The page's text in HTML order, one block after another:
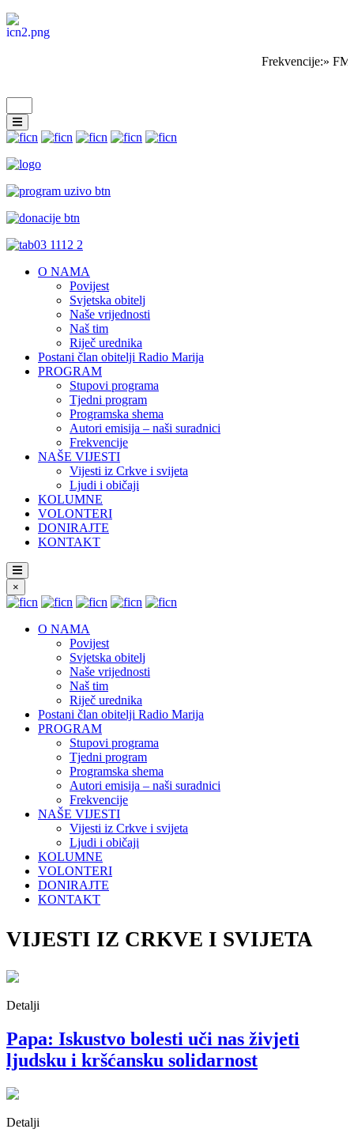
Frekvencije:»
O NAMA
Povijest
Svjetska obitelj
Naše vrijednosti
Naš tim
Riječ urednika
Postani član obitelji Radio Marija
PROGRAM
Stupovi programa
Tjedni program
Programska shema
Autori emisija – naši suradnici
Frekvencije
NAŠE VIJESTI
Vijesti iz Crkve i svijeta
Ljudi i običaji
KOLUMNE
VOLONTERI
DONIRAJTE
KONTAKT
×
O NAMA
Povijest
Svjetska obitelj
Naše vrijednosti
Naš tim
Riječ urednika
Postani član obitelji Radio Marija
PROGRAM
Stupovi programa
Tjedni program
Programska shema
Autori emisija – naši suradnici
Frekvencije
NAŠE VIJESTI
Vijesti iz Crkve i svijeta
Ljudi i običaji
KOLUMNE
VOLONTERI
DONIRAJTE
KONTAKT
VIJESTI IZ CRKVE I SVIJETA
Detalji
Papa: Iskustvo bolesti uči nas živjeti
ljudsku i kršćansku solidarnost
Detalji